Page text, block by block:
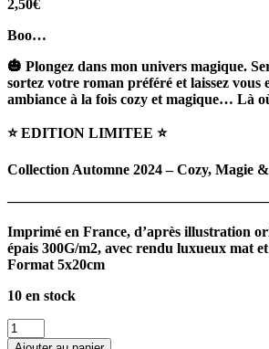
2,50€
Boo…
🎃 Plongez dans mon univers magique.
sortez votre roman préféré et laissez vous
ambiance à la fois cozy et magique… Là
⭐️ EDITION LIMITEE ⭐️
Collection Automne 2024 – Cozy, Magie
Imprimé en France, d’après illustration
épais 300G/m2, avec rendu luxueux mat
Format 5x20cm
10 en stock
quantité
de